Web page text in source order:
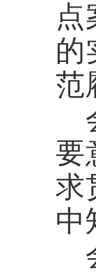
点
的
范
要
求
中